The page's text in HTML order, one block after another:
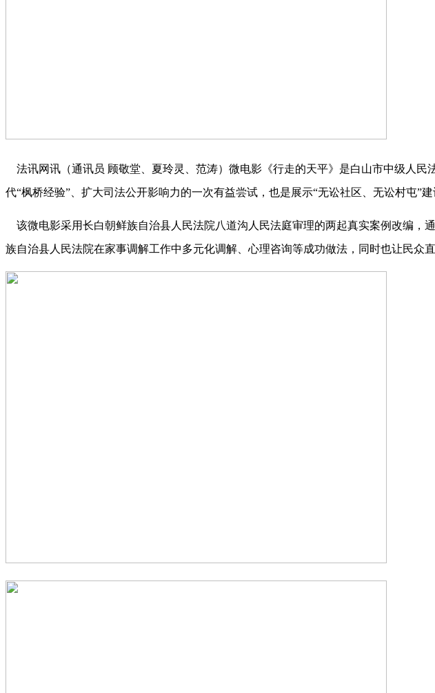
法讯网讯 （通讯员 顾敬堂、夏玲灵、范涛） 微电影《行走的天平》是白山市中级人民
代“枫桥经验”、扩大司法公开影响力的一次有益尝试，也是展示“无讼社区、无讼村屯”建
该微电影采用长白朝鲜族自治县人民法院八道沟人民法庭审理的两起真实案例改编，
族自治县人民法院在家事调解工作中多元化调解、心理咨询等成功做法，同时也让民众